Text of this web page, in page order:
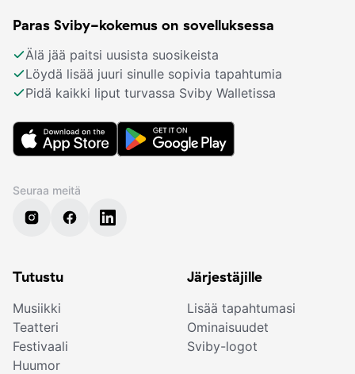
Paras Sviby-kokemus on sovelluksessa
Älä jää paitsi uusista suosikeista
Löydä lisää juuri sinulle sopivia tapahtumia
Pidä kaikki liput turvassa Sviby Walletissa
Seuraa meitä
Tutustu
Musiikki
Teatteri
Festivaali
Huumor
Järjestäjille
Lisää tapahtumasi
Ominaisuudet
Sviby-logot